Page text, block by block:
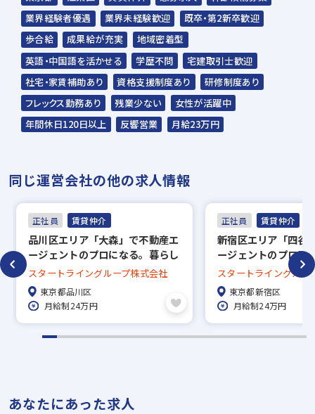
応募から内定までは約2〜3週間を予定してい
ます。
※入社時期は相談に応じます。
※現在、在職中の方も積極的にご応募くださ
い。応募の秘密は厳守いたします。
業界経験者優遇
業界未経験歓迎
既卒・第2新卒歓迎
歩合給
成果給が充実
地域密着型
英語・中国語を活かせる
学歴不問
宅建取引士歓迎
社宅・家賃補助あり
資格支援制度あり
研修制度あり
フレックス勤務あり
残業少ない
女性が活躍中
年間休日120日以上
反響営業 月給23万円
同じ運営会社の他の求人情報
正社員 賃貸仲介
品川区エリア「大森」で不動産エ
ージェントのプロになる。暮らし
のコンシェルジュ募集《賃貸仲介
業》
スタートライングループ株式会社
東京都品川区
月給制24万円
正社員 賃貸仲介
新宿区エリア「四谷
ージェントのプロに
のコンシェルジュ募
業》
スタートライングルー
東京都新宿区
月給制24万円
あなたにあった求人